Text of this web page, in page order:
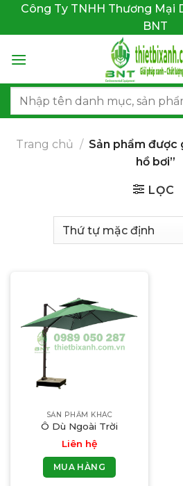
dung
Công Ty TNHH Thương Mại
BNT
Tìm
Trang chủ / Sản phẩm được
hồ bơi”
LỌC
SẢN PHẨM KHÁC
Ô Dù Ngoài Trời
Liên hệ
MUA HÀNG